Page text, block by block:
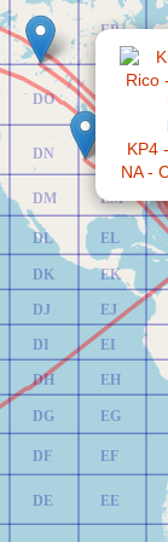
DE
DF
DG
DH
DI
DJ
DK
DL
DM
DN
DO
DP
EE
EF
EG
EH
EI
EJ
EK
EL
EM
EP
KP4
NA -